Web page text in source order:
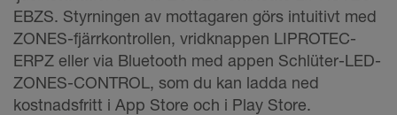
EBZS. Styrningen av mottagaren görs intuitivt med
ZONES-fjärrkontrollen, vridknappen LIPROTEC-
ERPZ eller via Bluetooth med appen Schlüter-LED-
ZONES-CONTROL, som du kan ladda ned
kostnadsfritt i App Store och i Play Store.